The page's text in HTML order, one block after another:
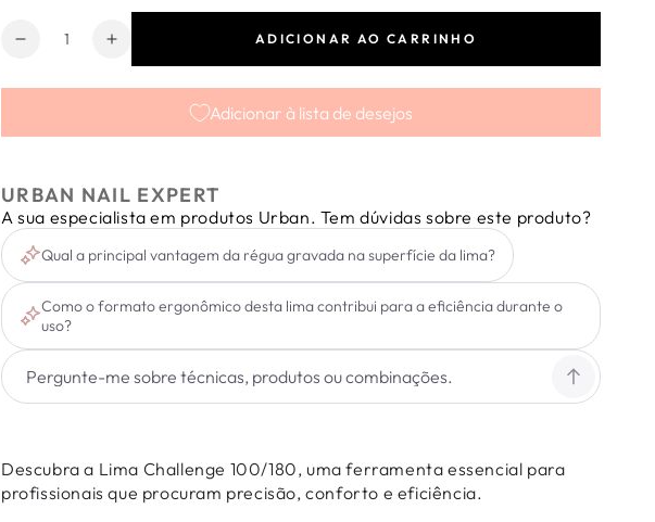
Quantidade
Diminuir
quantidade
Lima
100/180
Aumentar
quantidade
Lima
100/180
ADICIONAR AO CARRINHO
Adicionar à lista de desejos
URBAN NAIL EXPERT
A sua especialista em produtos Urban. Tem dúvidas sobre este produto?
Qual a principal vantagem da régua gravada na superfície da lima?
Como o formato ergonômico desta lima contribui para a eficiência durante o
uso?
Descubra a Lima Challenge 100/180, uma ferramenta essencial para
profissionais que procuram precisão, conforto e eficiência.